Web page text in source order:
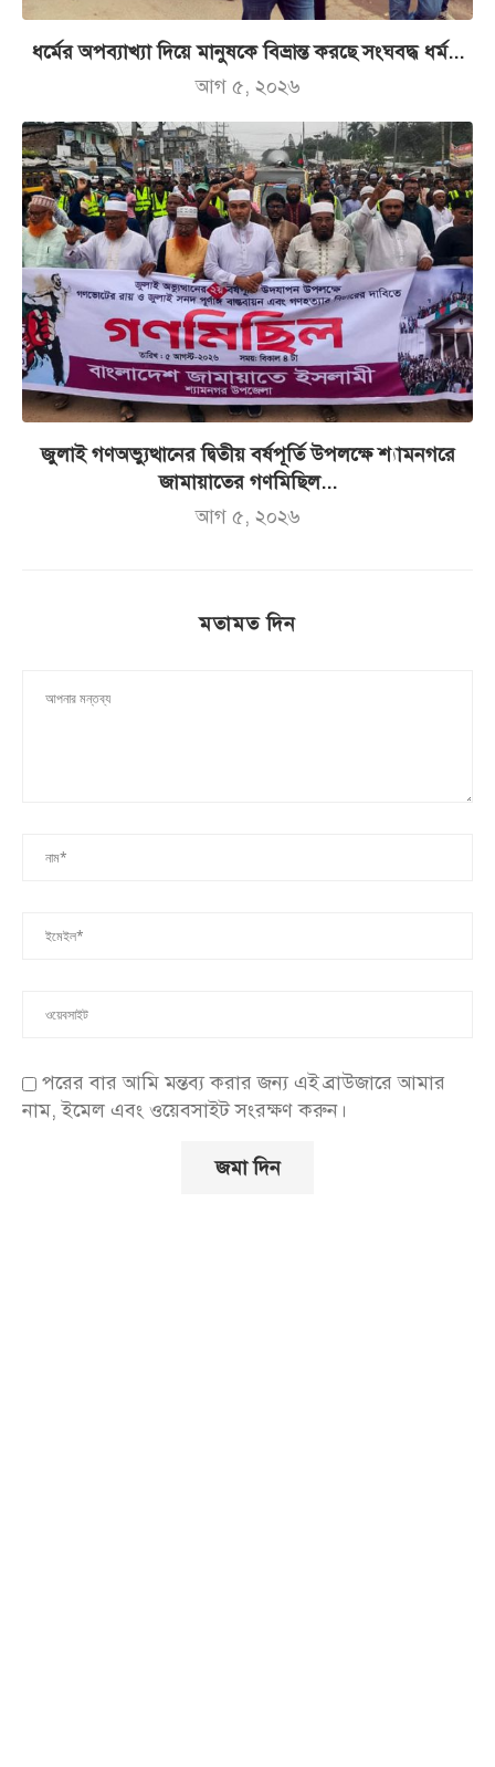
ধর্মের অপব্যাখ্যা দিয়ে মানুষকে বিভ্রান্ত করছে সংঘবদ্ধ ধর্ম...
আগ ৫, ২০২৬
জুলাই গণঅভ্যুত্থানের দ্বিতীয় বর্ষপূর্তি উপলক্ষে শ্যামনগরে
জামায়াতের গণমিছিল...
আগ ৫, ২০২৬
মতামত দিন
পরের বার আমি মন্তব্য করার জন্য এই ব্রাউজারে আমার
নাম, ইমেল এবং ওয়েবসাইট সংরক্ষণ করুন।